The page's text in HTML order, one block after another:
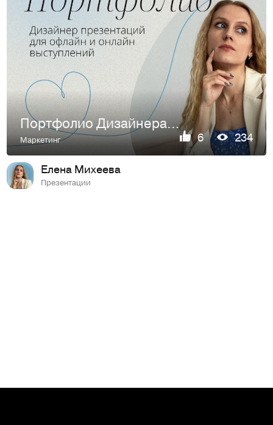
Портфолио Дизайнера презентаций
Маркетинг 6 234
Елена Михеева
Презентации